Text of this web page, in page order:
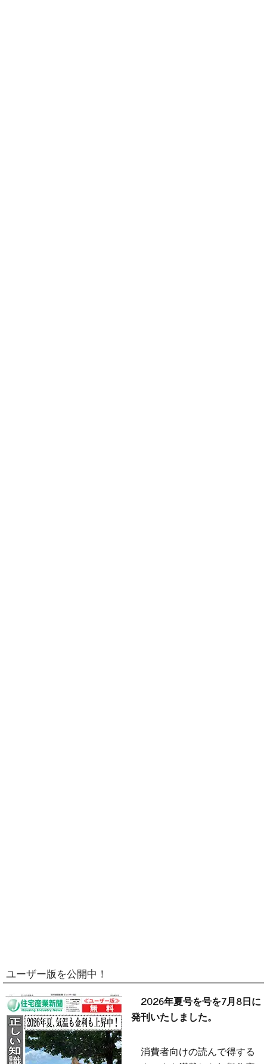
ユーザー版を公開中！
2026年夏号を号を7月8日に
発刊いたしました。
消費者向けの読んで得する